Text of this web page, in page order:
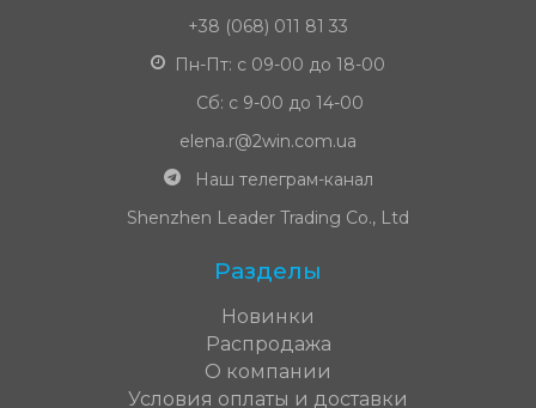
+38 (068) 011 81 33
Пн-Пт: с 09-00 до 18-00
Сб: с 9-00 до 14-00
elena.r@2win.com.ua
Наш телеграм-канал
Shenzhen Leader Trading Co., Ltd
Разделы
Новинки
Распродажа
О компании
Условия оплаты и доставки